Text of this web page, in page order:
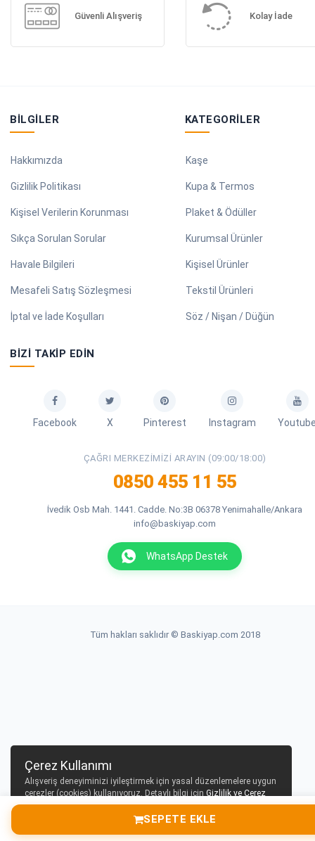
SEPETE EKLE
Güvenli Alışveriş Kolay İade
BILGILER
Hakkımızda
Gizlilik Politikası
Kişisel Verilerin Korunması
Sıkça Sorulan Sorular
Havale Bilgileri
Mesafeli Satış Sözleşmesi
İptal ve İade Koşulları
KATEGORILER
Kaşe
Kupa & Termos
Plaket & Ödüller
Kurumsal Ürünler
Kişisel Ürünler
Tekstil Ürünleri
Söz / Nişan / Düğün
BIZI TAKIP EDIN
Facebook X Pinterest Instagram
ÇAĞRI MERKEZIMIZI ARAYIN (09:00/18:00)
0850 455 11 55
İvedik Osb Mah. 1441. Cadde. No:3B 06378 Yenimahalle/Ankara
info@baskiyap.com
WhatsApp Destek
Tüm hakları saklıdır © Baskiyap.com 2018
Çerez Kullanımı
Alışveriş deneyiminizi iyileştirmek için yasal düzenlemelere uygun
çerezler (cookies) kullanıyoruz. Detaylı bilgi için Gizlilik ve Çerez
Politikasısayfamızı inceleyebilirsiniz.